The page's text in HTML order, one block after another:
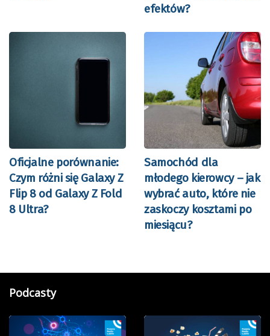
efektów?
Oficjalne porównanie:
Czym różni się Galaxy Z
Flip 8 od Galaxy Z Fold
8 Ultra?
Samochód dla
młodego kierowcy – jak
wybrać auto, które nie
zaskoczy kosztami po
miesiącu?
Podcasty